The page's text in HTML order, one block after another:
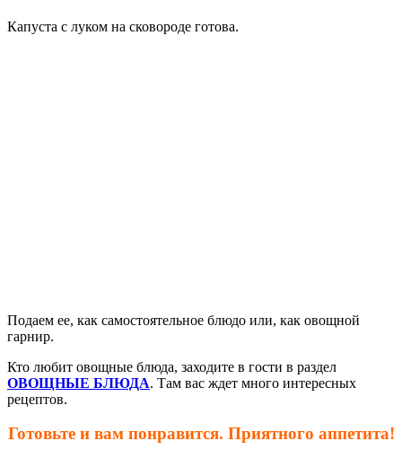
Капуста с луком на сковороде готова.
Подаем ее, как самостоятельное блюдо или, как овощной
гарнир.
Кто любит овощные блюда, заходите в гости в раздел
ОВОЩНЫЕ БЛЮДА. Там вас ждет много интересных
рецептов.
Готовьте и вам понравится. Приятного аппетита!